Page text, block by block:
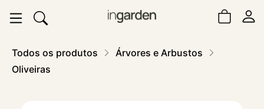
Todos os produtos
Árvores e Arbustos
Oliveiras